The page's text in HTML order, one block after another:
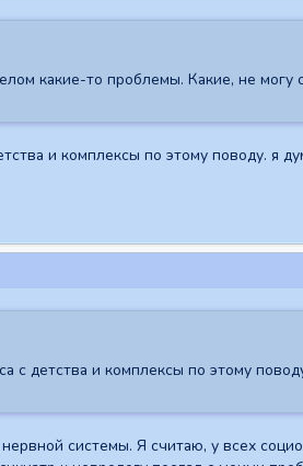
какие-то проблемы. Какие, не
и комплексы по этому поводу. я
с детства и комплексы по этому
системы. Я считаю, у всех